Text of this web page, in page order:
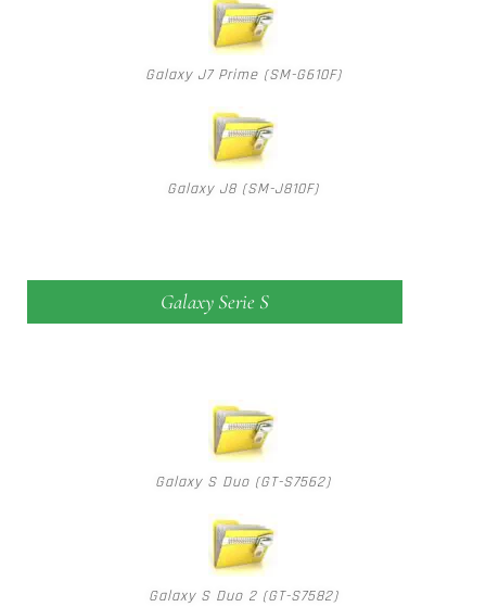
Galaxy J7 Prime (SM-G610F)
Galaxy J8 (SM-J810F)
Galaxy Serie S
Galaxy S Duo (GT-S7562)
Galaxy S Duo 2 (GT-S7582)